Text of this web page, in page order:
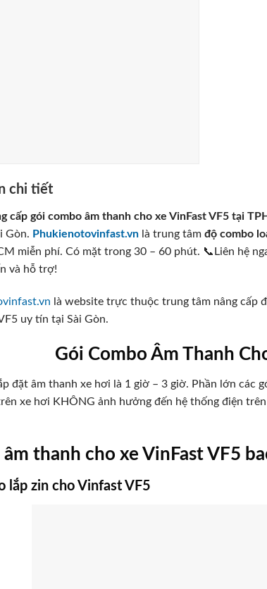
chi tiết
cấp gói combo âm thanh cho xe VinFast VF5 tại
Gòn. Phukienotovinfast.vn là trung tâm độ combo
miễn phí. Có mặt trong 30 – 60 phút. 📞Liên hệ
và hỗ trợ!
là website trực thuộc trung tâm nâng cấp
uy tín tại Sài Gòn.
Gói Combo Âm Thanh
đặt âm thanh xe hơi là 1 giờ – 3 giờ. Phần lớn các
xe hơi KHÔNG ảnh hưởng đến hệ thống điện
âm thanh cho xe VinFast VF5
lắp zin cho Vinfast VF5